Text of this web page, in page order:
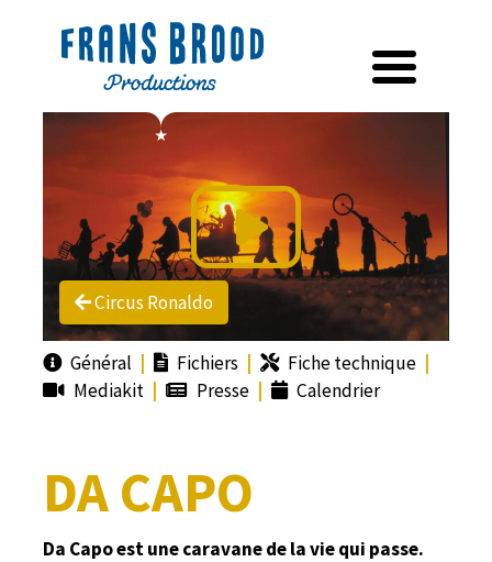
Circus Ronaldo
Général Fichiers
Fiche technique
Mediakit
Presse Calendrier
DA CAPO
Da Capo est une caravane de la vie qui passe.